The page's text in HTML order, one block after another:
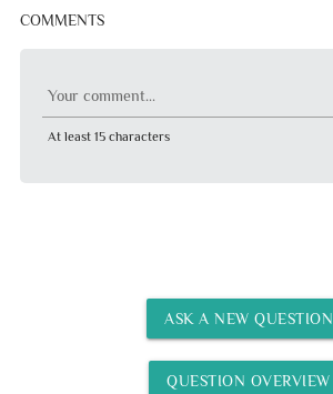
COMMENTS
Your comment...
At least 15 characters
ASK A NEW QUESTION
QUESTION OVERVIEW